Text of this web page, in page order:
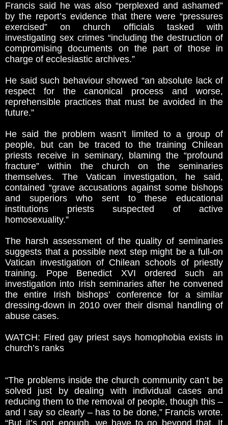
Francis said he was also “perplexed and ashamed”
by the report’s evidence that there were “pressures
exercised” on church officials tasked with
investigating sex crimes “including the destruction of
compromising documents on the part of those in
charge of ecclesiastic archives.”
He said such behaviour showed “an absolute lack of
respect for the canonical process and worse,
reprehensible practices that must be avoided in the
future.”
He said the problem wasn’t limited to a group of
people, but can be traced to the training Chilean
priests receive in seminary, blaming the “profound
fracture” within the church on the seminaries
themselves. The Vatican investigation, he said,
contained “grave accusations against some bishops
and superiors who sent to these educational
institutions priests suspected of active
homosexuality.”
The harsh assessment of the quality of seminaries
suggests that a possible next step might be a full-on
Vatican investigation of Chilean schools of priestly
training. Pope Benedict XVI ordered such an
investigation into Irish seminaries after he convened
the entire Irish bishops’ conference for a similar
dressing-down in 2010 over their dismal handling of
abuse cases.
WATCH: Fired gay priest says homophobia exists in
church’s ranks
“The problems inside the church community can’t be
solved just by dealing with individual cases and
reducing them to the removal of people, though this –
and I say so clearly – has to be done,” Francis wrote.
“But it’s not enough, we have to go beyond that. It